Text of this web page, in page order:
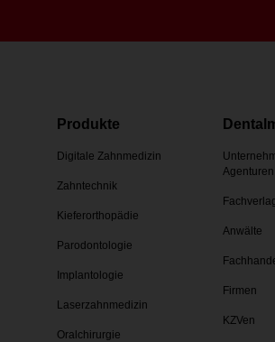
Produkte
Digitale Zahnmedizin
Zahntechnik
Kieferorthopädie
Parodontologie
Implantologie
Laserzahnmedizin
Oralchirurgie
Agenturen
Anwälte
Firmen
KZVen